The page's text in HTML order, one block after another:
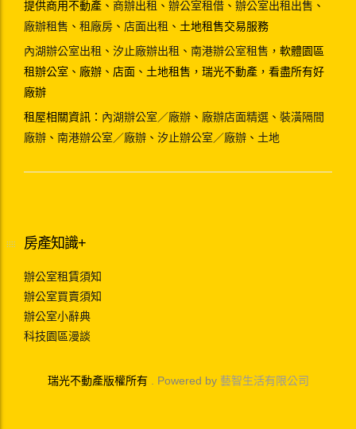
提供商用不動產、 商辦出租 、 辦公室租借 、 辦公室出租出售 、
廠辦租售 、 租廠房 、 店面出租 、土地租售交易服務
內湖辦公室出租 、 汐止廠辦出租 、 南港辦公室租售 ，軟體園區
租辦公室、廠辦、店面、土地租售，瑞光不動產，看盡所有好
廠辦
租屋相關資訊： 內湖辦公室／廠辦 、 廠辦店面精選 、 裝潢隔間
廠辦 、 南港辦公室／廠辦 、 汐止辦公室／廠辦 、 土地
房產知識+
辦公室租賃須知
辦公室買賣須知
辦公室小辭典
科技園區漫談
瑞光不動產版權所有. Powered by 藝智生活有限公司